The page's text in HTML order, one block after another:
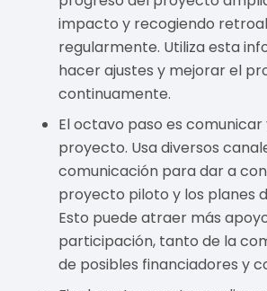
impacto y recogiendo
regularmente. Utiliza esta
hacer ajustes y mejorar el
continuamente.
El octavo paso es
proyecto. Usa diversos
comunicación para dar a
proyecto piloto y los planes
Esto puede atraer más
participación, tanto de la
de posibles financiadores y